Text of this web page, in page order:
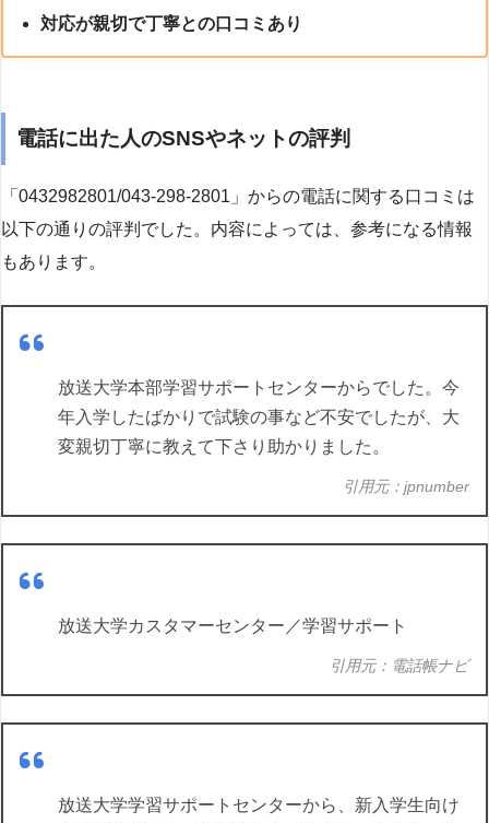
対応が親切で丁寧との口コミあり
電話に出た人のSNSやネットの評判
「0432982801/043-298-2801」からの電話に関する口コミは
以下の通りの評判でした。内容によっては、参考になる情報
もあります。
放送大学本部学習サポートセンターからでした。今
年入学したばかりで試験の事など不安でしたが、大
変親切丁寧に教えて下さり助かりました。
引用元：jpnumber
放送大学カスタマーセンター／学習サポート
引用元：電話帳ナビ
放送大学学習サポートセンターから、新入学生向け